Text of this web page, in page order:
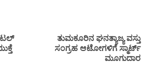
ತುಮಕೂರಿನ ಘನತ್ಯಾಜ್ಯ ವಸ್ತು
ಸಂಗ್ರಹ ಆಟೋಗಳಿಗೆ ಸ್ಮಾರ್ಟ್
ಮೂಗುದಾರ